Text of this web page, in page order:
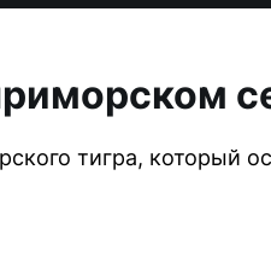
тигра, который